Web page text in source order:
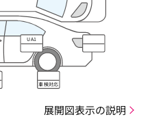
UA1
車検対応
展開図表示の説明